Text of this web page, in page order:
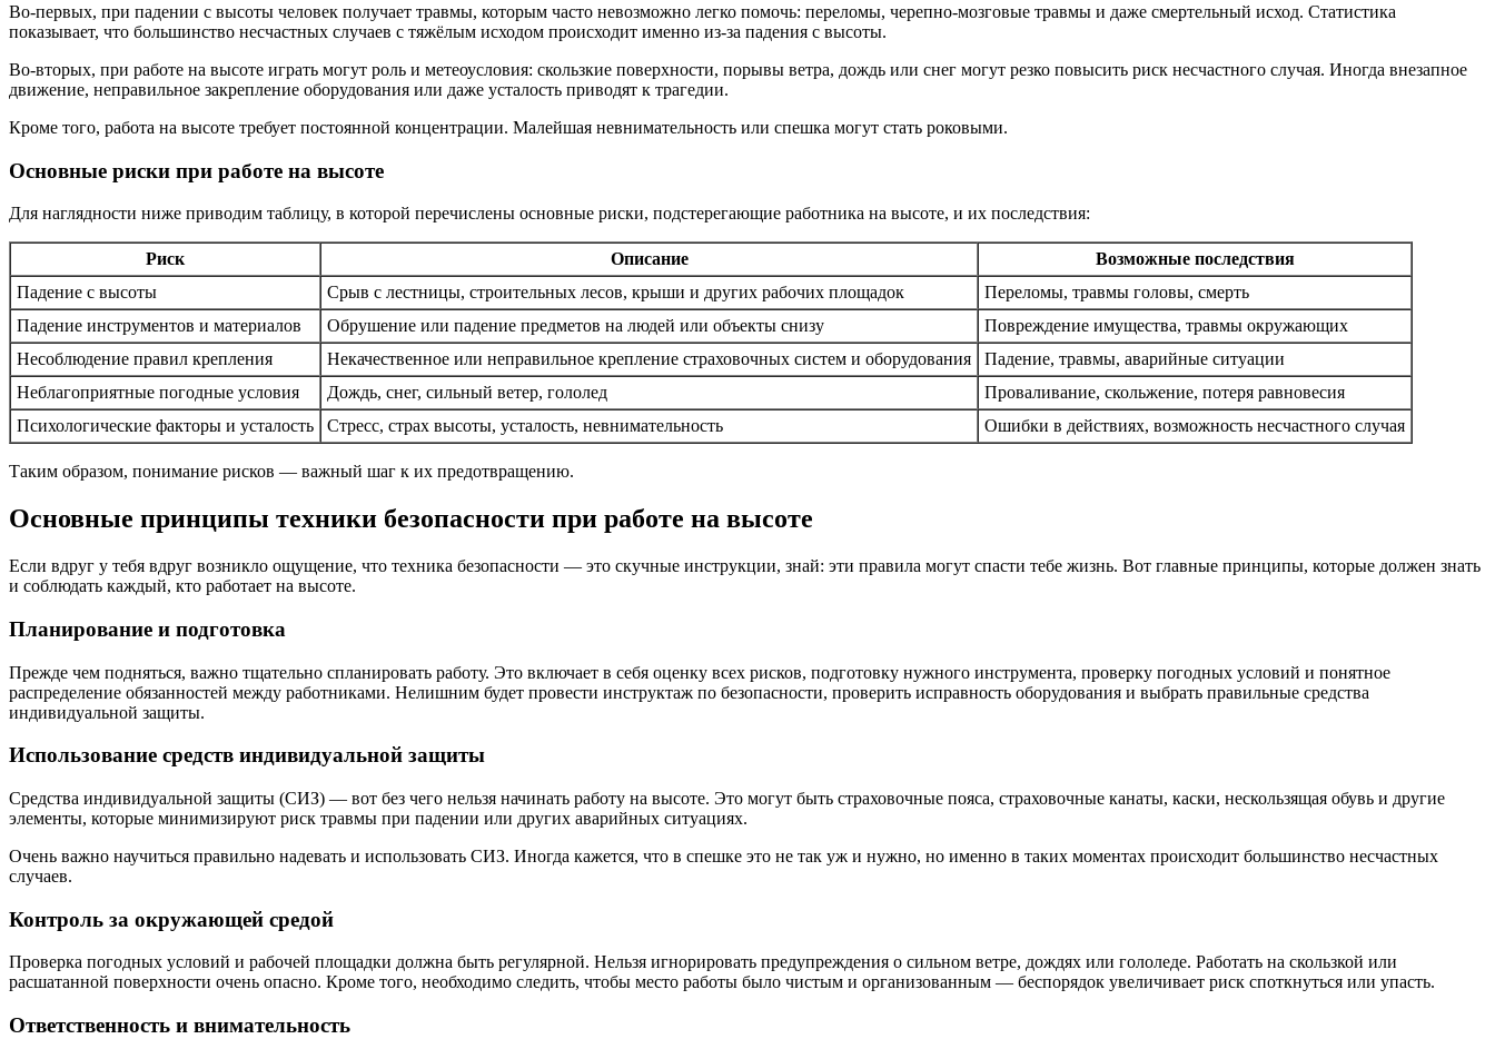
Во-первых, при падении с высоты человек получает травмы, которым часто невозможно легко помочь: переломы, черепно-мозговые травмы и даже смертельный исход. Статистика
показывает, что большинство несчастных случаев с тяжёлым исходом происходит именно из-за падения с высоты.
Во-вторых, при работе на высоте играть могут роль и метеоусловия: скользкие поверхности, порывы ветра, дождь или снег могут резко повысить риск несчастного случая. Иногда внезапное
движение, неправильное закрепление оборудования или даже усталость приводят к трагедии.
Кроме того, работа на высоте требует постоянной концентрации. Малейшая невнимательность или спешка могут стать роковыми.
Основные риски при работе на высоте
Для наглядности ниже приводим таблицу, в которой перечислены основные риски, подстерегающие работника на высоте, и их последствия:
Риск Описание
Возможные последствия
Падение с высоты
Срыв с лестницы, строительных лесов, крыши и других рабочих площадок
Переломы, травмы головы, смерть
Падение инструментов и материалов
Обрушение или падение предметов на людей или объекты снизу
Повреждение имущества, травмы окружающих
Несоблюдение правил крепления
Некачественное или неправильное крепление страховочных систем и оборудования
Падение, травмы, аварийные ситуации
Неблагоприятные погодные условия
Дождь, снег, сильный ветер, гололед
Проваливание, скольжение, потеря равновесия
Психологические факторы и усталость
Стресс, страх высоты, усталость, невнимательность Ошибки в действиях, возможность несчастного случая
Таким образом, понимание рисков — важный шаг к их предотвращению.
Основные принципы техники безопасности при работе на высоте
Если вдруг у тебя вдруг возникло ощущение, что техника безопасности — это скучные инструкции, знай: эти правила могут спасти тебе жизнь. Вот главные принципы, которые должен знать
и соблюдать каждый, кто работает на высоте.
Планирование и подготовка
Прежде чем подняться, важно тщательно спланировать работу. Это включает в себя оценку всех рисков, подготовку нужного инструмента, проверку погодных условий и понятное
распределение обязанностей между работниками. Нелишним будет провести инструктаж по безопасности, проверить исправность оборудования и выбрать правильные средства
индивидуальной защиты.
Использование средств индивидуальной защиты
Средства индивидуальной защиты (СИЗ) — вот без чего нельзя начинать работу на высоте. Это могут быть страховочные пояса, страховочные канаты, каски, нескользящая обувь и другие
элементы, которые минимизируют риск травмы при падении или других аварийных ситуациях.
Очень важно научиться правильно надевать и использовать СИЗ. Иногда кажется, что в спешке это не так уж и нужно, но именно в таких моментах происходит большинство несчастных
случаев.
Контроль за окружающей средой
Проверка погодных условий и рабочей площадки должна быть регулярной. Нельзя игнорировать предупреждения о сильном ветре, дождях или гололеде. Работать на скользкой или
расшатанной поверхности очень опасно. Кроме того, необходимо следить, чтобы место работы было чистым и организованным — беспорядок увеличивает риск споткнуться или упасть.
Ответственность и внимательность